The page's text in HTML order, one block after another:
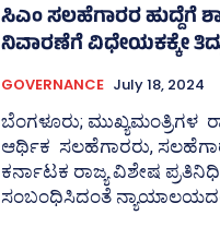
ಸಿಎಂ ಸಲಹೆಗಾರರ ಹುದ್ದೆಗೆ
ನಿವಾರಣೆಗೆ ವಿಧೇಯಕಕ್ಕೇ
GOVERNANCE July 18, 2024
ಬೆಂಗಳೂರು; ಮುಖ್ಯಮಂತ್ರಿಗಳ
ಆರ್ಥಿಕ ಸಲಹೆಗಾರರು,
ಕರ್ನಾಟಕ ರಾಜ್ಯ ವಿಶೇಷ
ಸಂಬಂಧಿಸಿದಂತೆ